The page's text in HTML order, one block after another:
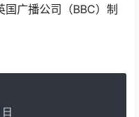
国广播公司（BBC）制
日